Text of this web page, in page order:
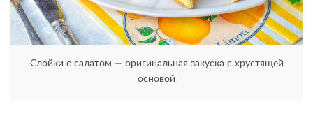
Слойки с салатом — оригинальная закуска с хрустящей
основой